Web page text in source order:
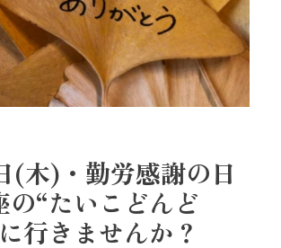
(木)・勤労感謝の日
の“たいこどんど
行きませんか？